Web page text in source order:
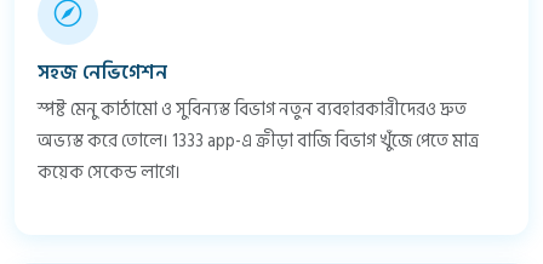
সহজ নেভিগেশন
স্পষ্ট মেনু কাঠামো ও সুবিন্যস্ত বিভাগ নতুন ব্যবহারকারীদেরও দ্রুত
অভ্যস্ত করে তোলে। 1333 app-এ ক্রীড়া বাজি বিভাগ খুঁজে পেতে মাত্র
কয়েক সেকেন্ড লাগে।